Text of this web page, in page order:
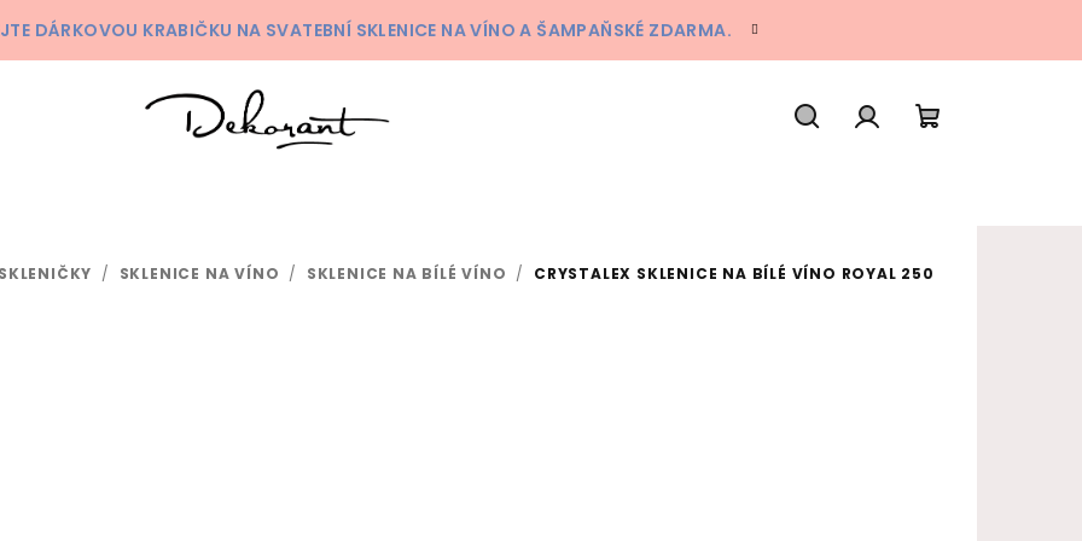
DÁRKOVOU KRABIČKU NA SVATEBNÍ SKLENICE NA VÍNO A ŠAMPAŇSKÉ ZDARMA.
SKLENIČKY / SKLENICE NA VÍNO / SKLENICE NA BÍLÉ VÍNO /
CRYSTALEX SKLENICE NA BÍLÉ VÍNO ROYAL 250